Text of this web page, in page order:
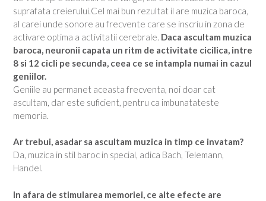
suprafata creierului.Cel mai bun rezultat il are muzica baroca,
al carei unde sonore au frecvente care se inscriu in zona de
activare optima a activitatii cerebrale. Daca ascultam muzica
baroca, neuronii capata un ritm de activitate cicilica, intre
8 si 12 cicli pe secunda, ceea ce se intampla numai in cazul
geniilor.
Geniile au permanet aceasta frecventa, noi doar cat
ascultam, dar este suficient, pentru ca imbunatateste
memoria.
Ar trebui, asadar sa ascultam muzica in timp ce invatam?
Da, muzica in stil baroc in special, adica Bach, Telemann,
Handel.
In afara de stimularea memoriei, ce alte efecte are